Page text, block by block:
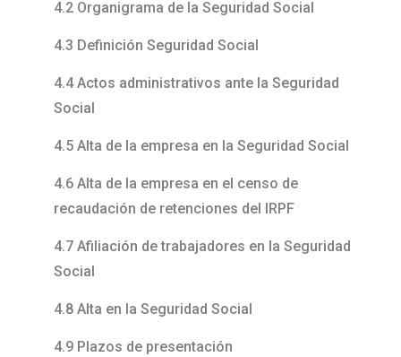
4.2 Organigrama de la Seguridad Social
4.3 Definición Seguridad Social
4.4 Actos administrativos ante la Seguridad
Social
4.5 Alta de la empresa en la Seguridad Social
4.6 Alta de la empresa en el censo de
recaudación de retenciones del IRPF
4.7 Afiliación de trabajadores en la Seguridad
Social
4.8 Alta en la Seguridad Social
4.9 Plazos de presentación